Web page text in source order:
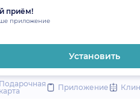
приём!
приложение
Установить
Подарочная
карта
Приложение